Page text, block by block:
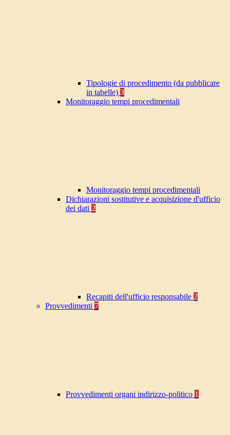
Tipologie di procedimento (da pubblicare
in tabelle) 3
Monitoraggio tempi procedimentali
Monitoraggio tempi procedimentali
Dichiarazioni sostitutive e acquisizione d'ufficio
dei dati 2
Recapiti dell'ufficio responsabile 2
Provvedimenti 7
Provvedimenti organi indirizzo-politico 1